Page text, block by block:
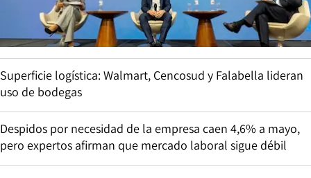
Superficie logística: Walmart, Cencosud y Falabella lideran
uso de bodegas
Despidos por necesidad de la empresa caen 4,6% a mayo,
pero expertos afirman que mercado laboral sigue débil